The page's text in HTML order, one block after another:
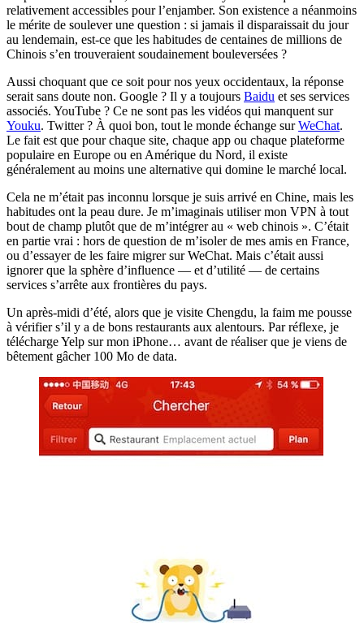
relativement accessibles pour l’enjamber. Son existence a néanmoins
le mérite de soulever une question : si jamais il disparaissait du jour
au lendemain, est-ce que les habitudes de centaines de millions de
Chinois s’en trouveraient soudainement bouleversées ?
Aussi choquant que ce soit pour nos yeux occidentaux, la réponse
serait sans doute non. Google ? Il y a toujours Baidu et ses services
associés. YouTube ? Ce ne sont pas les vidéos qui manquent sur
Youku. Twitter ? À quoi bon, tout le monde échange surWeChat.
Le fait est que pour chaque site, chaque app ou chaque plateforme
populaire en Europe ou en Amérique du Nord, il existe
généralement au moins une alternative qui domine le marché local.
Cela ne m’était pas inconnu lorsque je suis arrivé en Chine, mais les
habitudes ont la peau dure. Je m’imaginais utiliser mon VPN à tout
bout de champ plutôt que de m’intégrer au « web chinois ». C’était
en partie vrai : hors de question de m’isoler de mes amis en France,
ou d’essayer de les faire migrer sur WeChat. Mais c’était aussi
ignorer que la sphère d’influence — et d’utilité — de certains
services s’arrête aux frontières du pays.
Un après-midi d’été, alors que je visite Chengdu, la faim me pousse
à vérifier s’il y a de bons restaurants aux alentours. Par réflexe, je
télécharge Yelp sur mon iPhone… avant de réaliser que je viens de
bêtement gâcher 100 Mo de data.